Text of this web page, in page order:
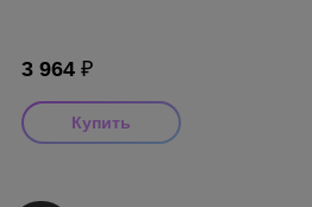
3 964 ₽